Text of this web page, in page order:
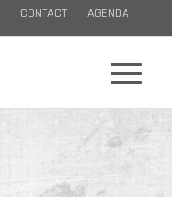
CONTACT AGENDA